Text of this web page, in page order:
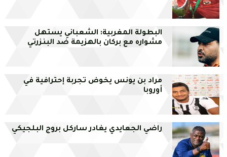
البطولة المغربية: الشعباني يستهل
مشواره مع بركان بالهزيمة ضد البنزرتي
مراد بن يونس يخوض تجربة إحترافية في
أوروبا
راضي الجعايدي يغادر ساركل بروج البلجيكي